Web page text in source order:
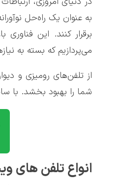
به عنوان یک راه‌حل
برقرار کنند. این
می‌پردازیم که بسته به
از تلفن‌های رومیزی و
شما را بهبود بخشد. با
انواع تلفن های